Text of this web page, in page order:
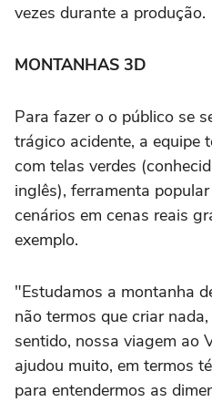
vezes durante a produção.
MONTANHAS 3D
Para fazer o o público se
trágico acidente, a equipe
com telas verdes
inglês), ferramenta
cenários em cenas reais
exemplo.
"Estudamos a montanha
não termos que criar
sentido, nossa viagem ao
ajudou muito, em termos
para entendermos as